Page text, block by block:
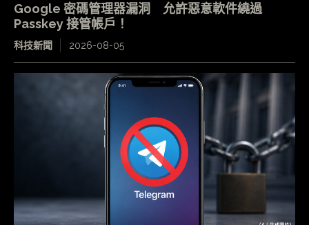
Google 密碼管理器漏洞 允許惡意軟件繞過
Passkey 接管帳戶！
科技新聞 2026-08-05